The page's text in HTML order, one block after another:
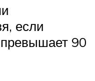
если
90